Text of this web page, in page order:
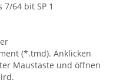
64 bit SP 1
(*.tmd). Anklicken
Maustaste und öffnen